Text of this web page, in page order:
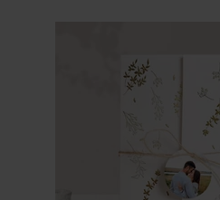
Rond de serviette